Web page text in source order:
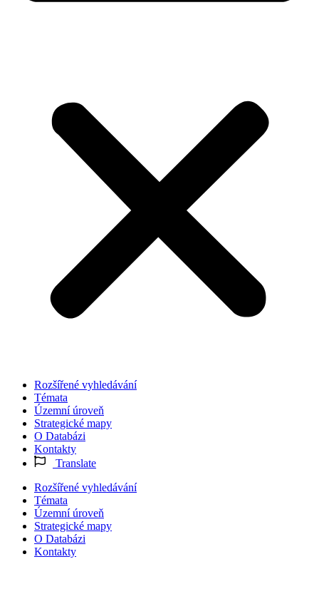
Rozšířené vyhledávání
Témata
Územní úroveň
Strategické mapy
O Databázi
Kontakty
Translate
Rozšířené vyhledávání
Témata
Územní úroveň
Strategické mapy
O Databázi
Kontakty